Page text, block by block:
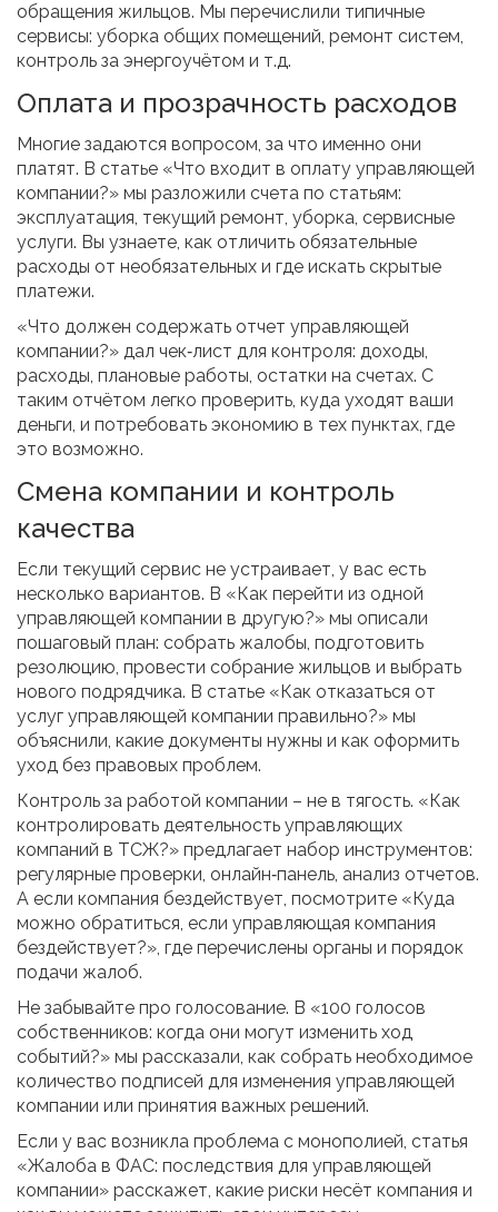
обращения жильцов. Мы перечислили типичные
сервисы: уборка общих помещений, ремонт систем,
контроль за энергоучётом и т.д.
Оплата и прозрачность расходов
Многие задаются вопросом, за что именно они
платят. В статье «Что входит в оплату управляющей
компании?» мы разложили счета по статьям:
эксплуатация, текущий ремонт, уборка, сервисные
услуги. Вы узнаете, как отличить обязательные
расходы от необязательных и где искать скрытые
платежи.
«Что должен содержать отчет управляющей
компании?» дал чек‑лист для контроля: доходы,
расходы, плановые работы, остатки на счетах. С
таким отчётом легко проверить, куда уходят ваши
деньги, и потребовать экономию в тех пунктах, где
это возможно.
Смена компании и контроль
качества
Если текущий сервис не устраивает, у вас есть
несколько вариантов. В «Как перейти из одной
управляющей компании в другую?» мы описали
пошаговый план: собрать жалобы, подготовить
резолюцию, провести собрание жильцов и выбрать
нового подрядчика. В статье «Как отказаться от
услуг управляющей компании правильно?» мы
объяснили, какие документы нужны и как оформить
уход без правовых проблем.
Контроль за работой компании – не в тягость. «Как
контролировать деятельность управляющих
компаний в ТСЖ?» предлагает набор инструментов:
регулярные проверки, онлайн‑панель, анализ отчетов.
А если компания бездействует, посмотрите «Куда
можно обратиться, если управляющая компания
бездействует?», где перечислены органы и порядок
подачи жалоб.
Не забывайте про голосование. В «100 голосов
собственников: когда они могут изменить ход
событий?» мы рассказали, как собрать необходимое
количество подписей для изменения управляющей
компании или принятия важных решений.
Если у вас возникла проблема с монополией, статья
«Жалоба в ФАС: последствия для управляющей
компании» расскажет, какие риски несёт компания и